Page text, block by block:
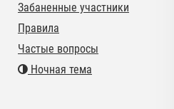
Забаненные участники
Правила
Частые вопросы
Ночная тема